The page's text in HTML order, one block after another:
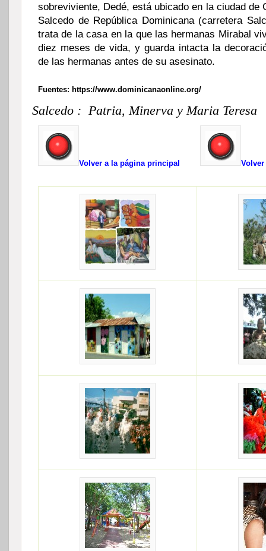
sobreviviente, Dedé, está ubicado en la ciudad de
Salcedo de República Dominicana (carretera
trata de la casa en la que las hermanas Mirabal
diez meses de vida, y guarda intacta la
de las hermanas antes de su asesinato.
Fuentes: https://www.dominicanaonline.org/
Salcedo : Patria, Minerva y Maria Teresa
Volver a la página principal